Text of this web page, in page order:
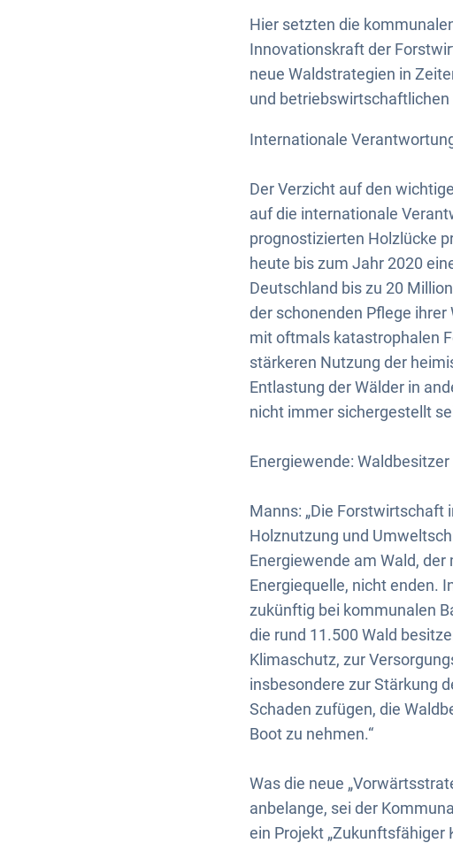
Hier setzten die
Innovationskraft der
neue Waldstrategien in
und
Internationale
Der Verzicht auf den
auf die internationale
prognostizierten Holzlücke
heute bis zum Jahr 2020
Deutschland bis zu 20
der schonenden Pflege
mit oftmals katastrophalen
stärkeren Nutzung der
Entlastung der Wälder in
nicht immer sichergestellt
Energiewende:
Manns: „Die Forstwirtschaft
Holznutzung und
Energiewende am Wald,
Energiequelle, nicht enden.
zukünftig bei kommunalen
die rund 11.500 Wald
Klimaschutz, zur
insbesondere zur Stärkung
Schaden zufügen, die
Boot zu nehmen.“
Was die neue
anbelange, sei der
ein Projekt „Zukunftsfähiger